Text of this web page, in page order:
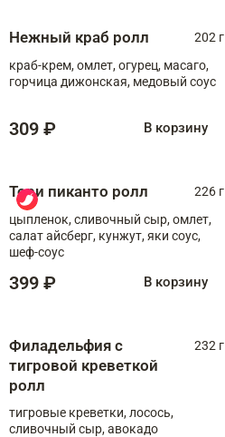
Нежный краб ролл
202 г
краб-крем, омлет, огурец, масаго,
горчица дижонская, медовый соус
309 ₽ В корзину
Тори пиканто ролл
226 г
цыпленок, сливочный сыр, омлет,
салат айсберг, кунжут, яки соус,
шеф-соус
399 ₽ В корзину
Филадельфия с
тигровой креветкой
ролл
232 г
тигровые креветки, лосось,
сливочный сыр, авокадо